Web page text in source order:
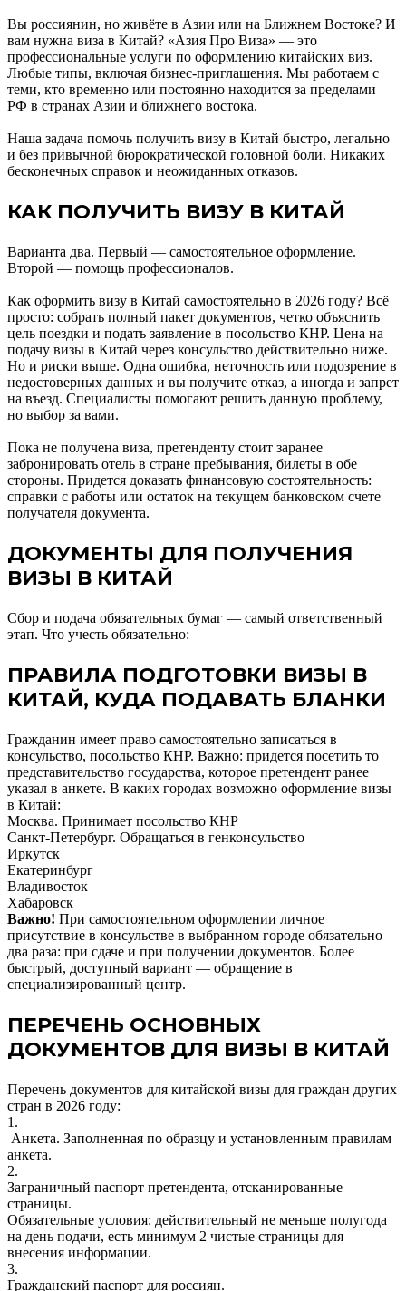
Вы россиянин, но живёте в Азии или на Ближнем Востоке? И
вам нужна виза в Китай? «Азия Про Виза» — это
профессиональные услуги по оформлению китайских виз.
Любые типы, включая бизнес-приглашения. Мы работаем с
теми, кто временно или постоянно находится за пределами
РФ в странах Азии и ближнего востока.
Наша задача помочь получить визу в Китай быстро, легально
и без привычной бюрократической головной боли. Никаких
бесконечных справок и неожиданных отказов.
КАК ПОЛУЧИТЬ ВИЗУ В КИТАЙ
Варианта два. Первый — самостоятельное оформление.
Второй — помощь профессионалов.
Как оформить визу в Китай самостоятельно в 2026 году? Всё
просто: собрать полный пакет документов, четко объяснить
цель поездки и подать заявление в посольство КНР. Цена на
подачу визы в Китай через консульство действительно ниже.
Но и риски выше. Одна ошибка, неточность или подозрение в
недостоверных данных и вы получите отказ, а иногда и запрет
на въезд. Специалисты помогают решить данную проблему,
но выбор за вами.
Пока не получена виза, претенденту стоит заранее
забронировать отель в стране пребывания, билеты в обе
стороны. Придется доказать финансовую состоятельность:
справки с работы или остаток на текущем банковском счете
получателя документа.
ДОКУМЕНТЫ ДЛЯ ПОЛУЧЕНИЯ
ВИЗЫ В КИТАЙ
Сбор и подача обязательных бумаг — самый ответственный
этап. Что учесть обязательно:
ПРАВИЛА ПОДГОТОВКИ ВИЗЫ В
КИТАЙ, КУДА ПОДАВАТЬ БЛАНКИ
Гражданин имеет право самостоятельно записаться в
консульство, посольство КНР. Важно: придется посетить то
представительство государства, которое претендент ранее
указал в анкете. В каких городах возможно оформление визы
в Китай:
Москва. Принимает посольство КНР
Санкт-Петербург. Обращаться в генконсульство
Иркутск
Екатеринбург
Владивосток
Хабаровск
Важно! При самостоятельном оформлении личное
присутствие в консульстве в выбранном городе обязательно
два раза: при сдаче и при получении документов. Более
быстрый, доступный вариант — обращение в
специализированный центр.
ПЕРЕЧЕНЬ ОСНОВНЫХ
ДОКУМЕНТОВ ДЛЯ ВИЗЫ В КИТАЙ
Перечень документов для китайской визы для граждан других
стран в 2026 году:
1.
Анкета. Заполненная по образцу и установленным правилам
анкета.
2.
Заграничный паспорт претендента, отсканированные
страницы.
Обязательные условия: действительный не меньше полугода
на день подачи, есть минимум 2 чистые страницы для
внесения информации.
3.
Гражданский паспорт для россиян.